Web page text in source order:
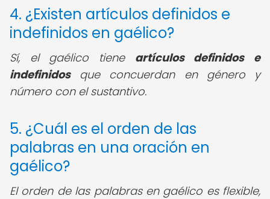
4. ¿Existen artículos definidos e
indefinidos en gaélico?
Sí, el gaélico tiene artículos definidos e
indefinidosque concuerdan en género y
número con el sustantivo.
5. ¿Cuál es el orden de las
palabras en una oración en
gaélico?
El orden de las palabras en gaélico es flexible,